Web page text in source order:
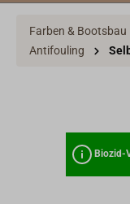
Farben & Bootsbau
Antifouling
Biozid-
Biozid-